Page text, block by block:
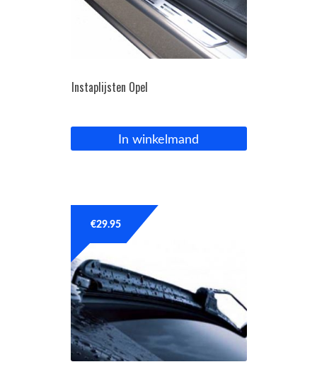
Instaplijsten Opel
In winkelmand
€29.95